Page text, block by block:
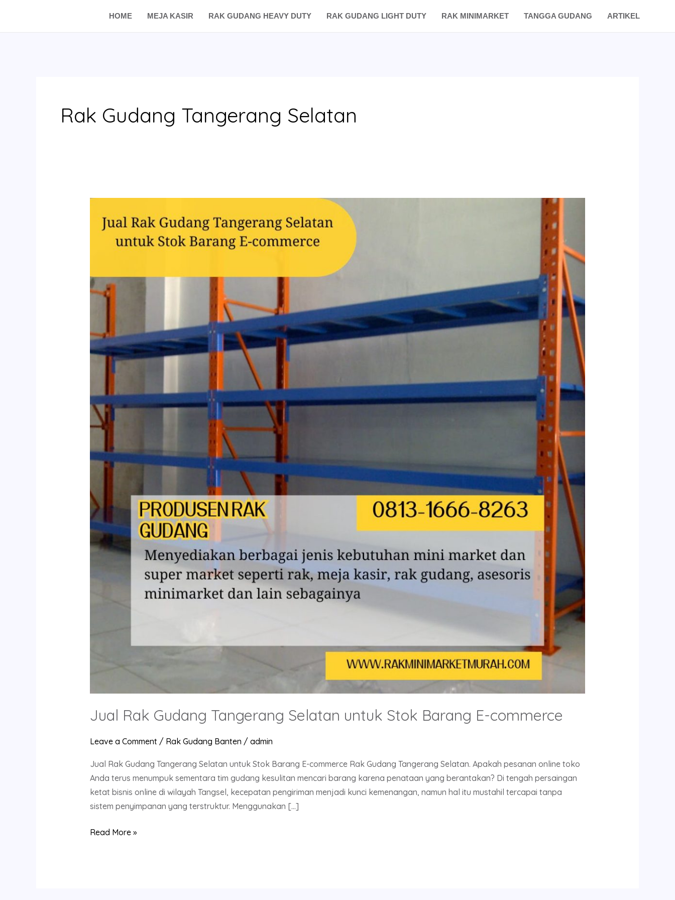
HOME MEJA KASIR RAK GUDANG HEAVY DUTY RAK GUDANG LIGHT DUTY RAK MINIMARKET TANGGA GUDANG ARTIKEL
Rak Gudang Tangerang Selatan
Jual Rak Gudang Tangerang Selatan untuk Stok Barang E-commerce
Leave a Comment / Rak Gudang Banten / admin
Jual Rak Gudang Tangerang Selatan untuk Stok Barang E-commerce Rak Gudang Tangerang Selatan. Apakah pesanan online toko
Anda terus menumpuk sementara tim gudang kesulitan mencari barang karena penataan yang berantakan? Di tengah persaingan
ketat bisnis online di wilayah Tangsel, kecepatan pengiriman menjadi kunci kemenangan, namun hal itu mustahil tercapai tanpa
sistem penyimpanan yang terstruktur. Menggunakan […]
Rak
Gudang
Tangerang
untuk
Stok
commerce
Read More »